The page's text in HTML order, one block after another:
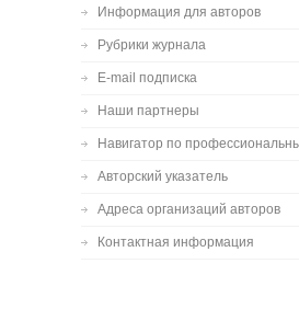
Информация для авторов
Рубрики журнала
E-mail подписка
Наши партнеры
Навигатор по
Авторский указатель
Адреса организаций авторов
Контактная информация